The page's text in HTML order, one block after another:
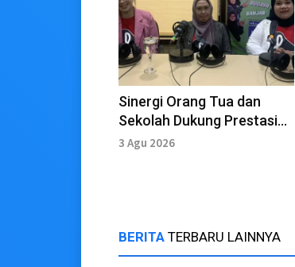
Sinergi Orang Tua dan
Sekolah Dukung Prestasi
Anak
3 Agu 2026
BERITA TERBARU LAINNYA